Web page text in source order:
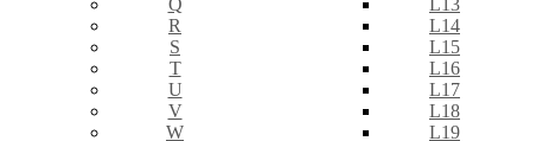
Q
R
S
T
U
V
W
L13
L14
L15
L16
L17
L18
L19